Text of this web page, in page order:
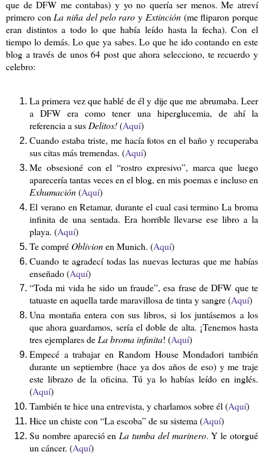
que de DFW me contabas) y yo no quería ser menos. Me atreví
primero con La niña del pelo raro y Extinción (me fliparon porque
eran distintos a todo lo que había leído hasta la fecha). Con el
tiempo lo demás. Lo que ya sabes. Lo que he ido contando en este
blog a través de unos 64 post que ahora selecciono, te recuerdo y
celebro:
La primera vez que hablé de él y dije que me abrumaba. Leer
a DFW era como tener una hiperglucemia, de ahí la
referencia a sus Delitos!(Aquí)
Cuando estaba triste, me hacía fotos en el baño y recuperaba
sus citas más tremendas. (Aquí)
Me obsesioné con el “rostro expresivo”, marca que luego
aparecería tantas veces en el blog, en mis poemas e incluso en
Exhumación(Aquí)
El verano en Retamar, durante el cual casi termino La broma
infinita de una sentada. Era horrible llevarse ese libro a la
playa. (Aquí)
Te compré Oblivionen Munich. (Aquí)
Cuando te agradecí todas las nuevas lecturas que me habías
enseñado (Aquí)
“Toda mi vida he sido un fraude”, esa frase de DFW que te
tatuaste en aquella tarde maravillosa de tinta y sangre (Aquí)
Una montaña entera con sus libros, si los juntásemos a los
que ahora guardamos, sería el doble de alta. ¡Tenemos hasta
tres ejemplares deLa broma infinita! (Aquí)
Empecé a trabajar en Random House Mondadori también
durante un septiembre (hace ya dos años de eso) y me traje
este librazo de la oficina. Tú ya lo habías leído en inglés.
(Aquí)
También te hice una entrevista, y charlamos sobre él (Aquí)
Hice un chiste con “La escoba” de su sistema (Aquí)
Su nombre apareció enLa tumba del marinero. Y le otorgué
un cáncer. (Aquí)